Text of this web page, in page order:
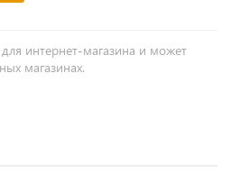
интернет-магазина и может
магазинах.